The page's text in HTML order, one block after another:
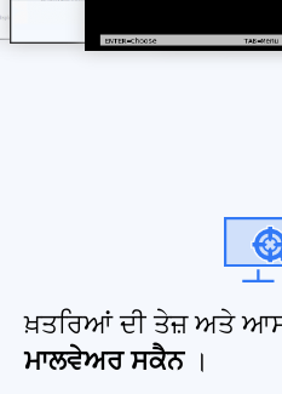
ਖ਼ਤਰਿਆਂ ਦੀ ਤੇਜ਼ ਅਤੇ
ਮਾਲਵੇਅਰ ਸਕੈਨ।